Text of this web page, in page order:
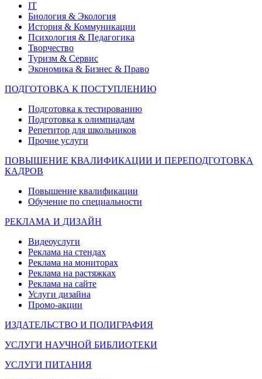
IT
Биология & Экология
История & Коммуникации
Психология & Педагогика
Творчество
Туризм & Сервис
Экономика & Бизнес & Право
ПОДГОТОВКА К ПОСТУПЛЕНИЮ
Подготовка к тестированию
Подготовка к олимпиадам
Репетитор для школьников
Прочие услуги
ПОВЫШЕНИЕ КВАЛИФИКАЦИИ И ПЕРЕПОДГОТОВКА
КАДРОВ
Повышение квалификации
Обучение по специальности
РЕКЛАМА И ДИЗАЙН
Видеоуслуги
Реклама на стендах
Реклама на мониторах
Реклама на растяжках
Реклама на сайте
Услуги дизайна
Промо-акции
ИЗДАТЕЛЬСТВО И ПОЛИГРАФИЯ
УСЛУГИ НАУЧНОЙ БИБЛИОТЕКИ
УСЛУГИ ПИТАНИЯ